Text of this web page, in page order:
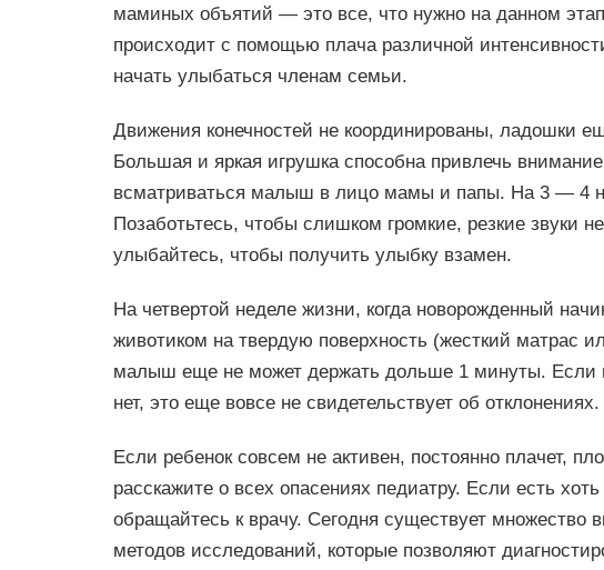
маминых объятий — это все, что нужно на данном
происходит с помощью плача различной
начать улыбаться членам семьи.
Движения конечностей не координированы, ладошки
Большая и яркая игрушка способна привлечь
всматриваться малыш в лицо мамы и папы. На 3 — 4
Позаботьтесь, чтобы слишком громкие, резкие звуки
улыбайтесь, чтобы получить улыбку взамен.
На четвертой неделе жизни, когда новорожденный
животиком на твердую поверхность (жесткий матрас
малыш еще не может держать дольше 1 минуты. Если
нет, это еще вовсе не свидетельствует об отклонениях.
Если ребенок совсем не активен, постоянно плачет,
расскажите о всех опасениях педиатру. Если есть
обращайтесь к врачу. Сегодня существует множество
методов исследований, которые позволяют